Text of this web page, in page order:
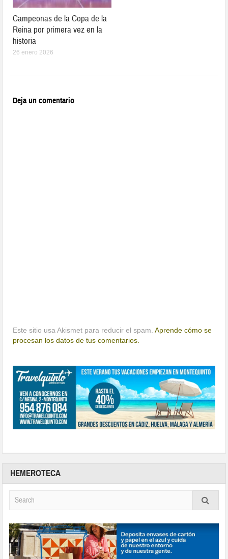
Campeonas de la Copa de la
Reina por primera vez en la
historia
26 enero 2026
Deja un comentario
Este sitio usa Akismet para reducir el spam.Aprende cómo se
procesan los datos de tus comentarios.
HEMEROTECA